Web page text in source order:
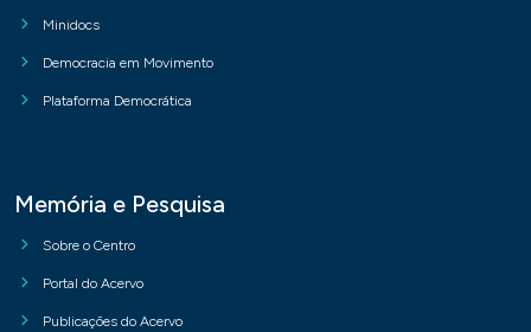
Minidocs
Democracia em Movimento
Plataforma Democrática
Memória e Pesquisa
Sobre o Centro
Portal do Acervo
Publicações do Acervo